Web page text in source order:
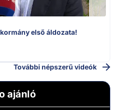
első áldozata!
További népszerű videók
ajánló